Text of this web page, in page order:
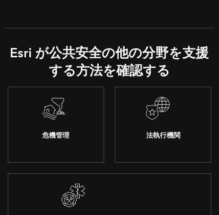
Esri が公共安全の他の分野を支援
する方法を確認する
危機管理 法執行機関